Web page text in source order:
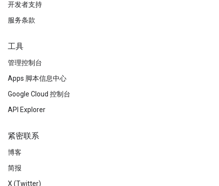
开发者支持
服务条款
工具
管理控制台
Apps 脚本信息中心
Google Cloud 控制台
API Explorer
紧密联系
博客
简报
X (Twitter)